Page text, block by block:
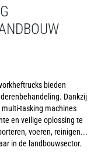
bieden
Dankzij
multi-tasking machines
en veilige oplossing te
voeren, reinigen...
in de landbouwsector.